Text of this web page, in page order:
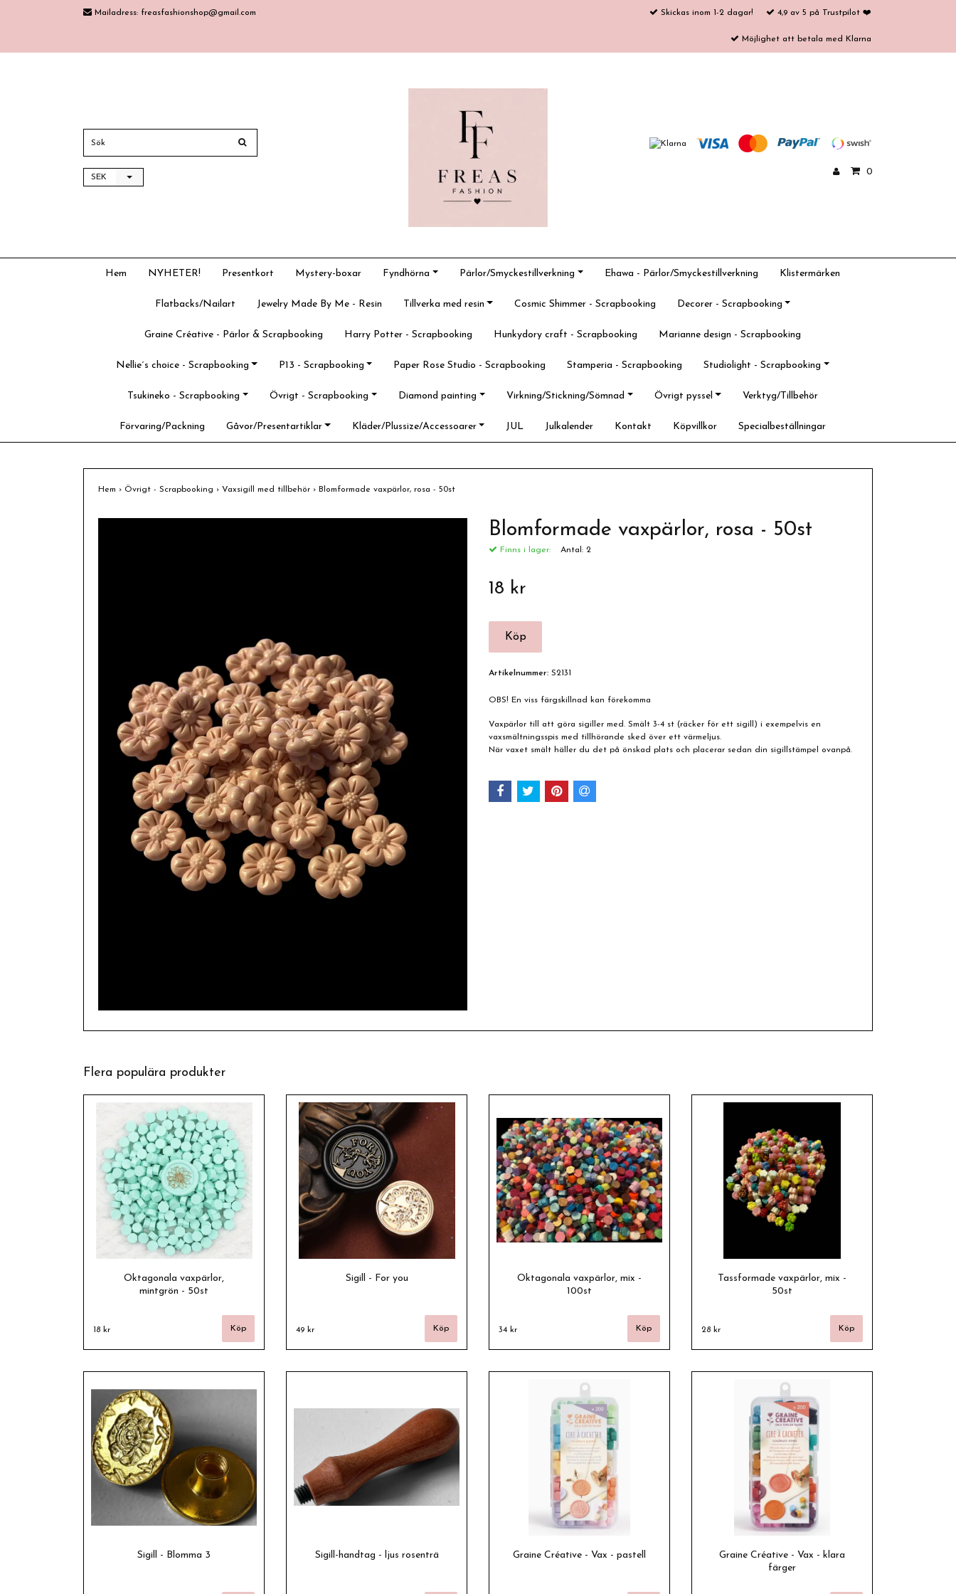
Mailadress: freasfashionshop@gmail.com Skickas inom 1-2 dagar! 4,9 av 5 på Trustpilot ❤️
Möjlighet att betala med Klarna
SEK 0
Hem NYHETER! Presentkort Mystery-boxar Fyndhörna Pärlor/Smyckestillverkning Ehawa - Pärlor/Smyckestillverkning Klistermärken
Flatbacks/Nailart Jewelry Made By Me - Resin Tillverka med resin Cosmic Shimmer - Scrapbooking Decorer - Scrapbooking
Graine Créative - Pärlor & Scrapbooking Harry Potter - Scrapbooking Hunkydory craft - Scrapbooking Marianne design - Scrapbooking
Nellie´s choice - Scrapbooking P13 - Scrapbooking Paper Rose Studio - Scrapbooking Stamperia - Scrapbooking Studiolight - Scrapbooking
Tsukineko - Scrapbooking Övrigt - Scrapbooking Diamond painting Virkning/Stickning/Sömnad Övrigt pyssel Verktyg/Tillbehör
Förvaring/Packning Gåvor/Presentartiklar Kläder/Plussize/Accessoarer JUL Julkalender Kontakt Köpvillkor Specialbeställningar
Hem › Övrigt - Scrapbooking › Vaxsigill med tillbehör › Blomformade vaxpärlor, rosa - 50st
Blomformade vaxpärlor, rosa - 50st
Finns i lager: Antal: 2
18 kr
Artikelnummer: S2131
OBS! En viss färgskillnad kan förekomma
Vaxpärlor till att göra sigiller med. Smält 3-4 st (räcker för ett sigill) i exempelvis en
vaxsmältningsspis med tillhörande sked över ett värmeljus.
När vaxet smält häller du det på önskad plats och placerar sedan din sigillstämpel ovanpå.
Flera populära produkter
Oktagonala vaxpärlor,
mintgrön - 50st
18 kr
Sigill - For you
49 kr
Oktagonala vaxpärlor, mix -
100st
34 kr
Tassformade vaxpärlor, mix -
50st
28 kr
Sigill - Blomma 3 Sigill-handtag - ljus rosenträ Graine Créative - Vax - pastell
Graine Créative - Vax - klara
färger